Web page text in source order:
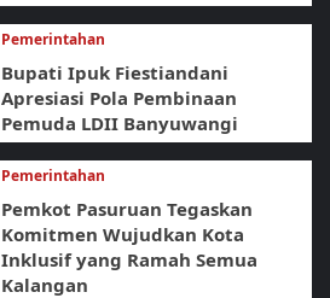
Pemerintahan
Bupati Ipuk Fiestiandani
Apresiasi Pola Pembinaan
Pemuda LDII Banyuwangi
Pemerintahan
Pemkot Pasuruan Tegaskan
Komitmen Wujudkan Kota
Inklusif yang Ramah Semua
Kalangan